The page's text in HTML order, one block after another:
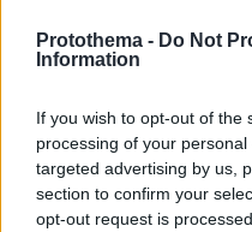
Protothema - Do Not
Information
If you wish to opt-out of the
processing of your
targeted advertising by us,
section to confirm your
opt-out request is